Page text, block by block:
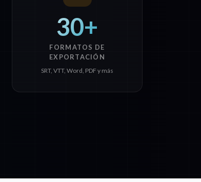
30+
FORMATOS DE
EXPORTACIÓN
SRT, VTT, Word, PDF y más